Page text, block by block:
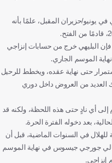
يونيو/حزيران المقبل، علمًا بأنه
البليهي خرج من حسابات إنزاجي
الموسم الجاري.
حتى نهاية عقده، ويخطط للرحيل
العديد من العروض داخل دوري
أي نادٍ حتى هذه اللحظة، ولكنه قد
بعد دخوله الفترة الحرة.
للهلال في السنوات الماضية، قبل أن
جورجي جيسوس في نهاية الموسم
إنزاحي.